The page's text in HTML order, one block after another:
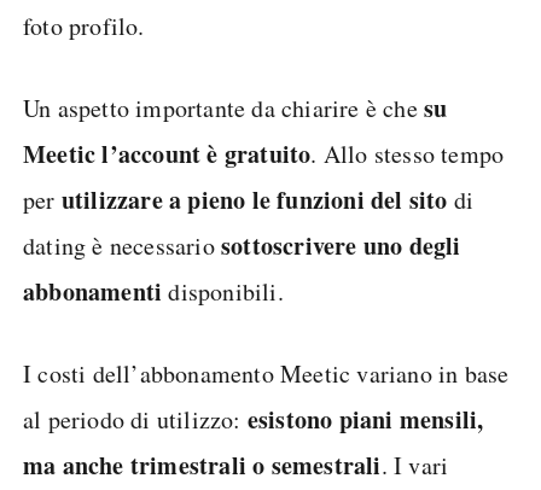
foto profilo.
Un aspetto importante da chiarire è chesu
Meetic l’account è gratuito. Allo stesso tempo
per utilizzare a pieno le funzioni del sito di
dating è necessariosottoscrivere uno degli
abbonamenti disponibili.
I costi dell’abbonamento Meetic variano in base
al periodo di utilizzo: esistono piani mensili,
ma anche trimestrali o semestrali. I vari